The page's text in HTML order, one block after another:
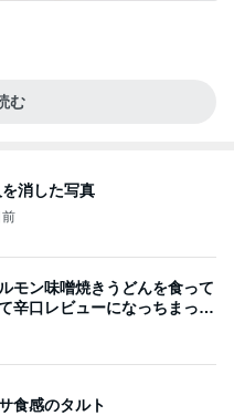
む
消した写真
モン味噌焼きうどんを食って
辛口レビューになっちまった
食感のタルト